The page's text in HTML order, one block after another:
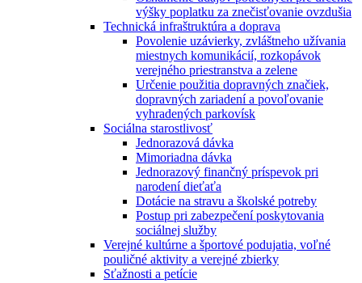
výšky poplatku za znečisťovanie ovzdušia
Technická infraštruktúra a doprava
Povolenie uzávierky, zvláštneho užívania
miestnych komunikácií, rozkopávok
verejného priestranstva a zelene
Určenie použitia dopravných značiek,
dopravných zariadení a povoľovanie
vyhradených parkovísk
Sociálna starostlivosť
Jednorazová dávka
Mimoriadna dávka
Jednorazový finančný príspevok pri
narodení dieťaťa
Dotácie na stravu a školské potreby
Postup pri zabezpečení poskytovania
sociálnej služby
Verejné kultúrne a športové podujatia, voľné
pouličné aktivity a verejné zbierky
Sťažnosti a petície